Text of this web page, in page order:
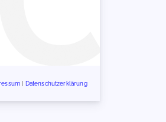
Datenschutzerklärung